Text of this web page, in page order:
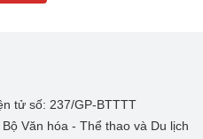
tử số: 237/GP-BTTTT
Văn hóa - Thể thao và Du lịch